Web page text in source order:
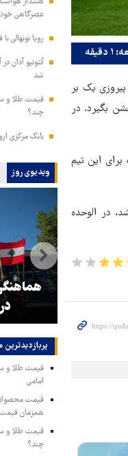
یک بر
قهرمانی این رقابت‌ها را از آن خود کرد تا نخستین جام فصل ۲۰۲۶-۲۰۲۵ را جشن بگیرد. در
از بازیکنان ایرانی راهی الوحده شد، در فصل جاری در ۱۰ مسابقه برای این تیم
در الوحده
عصرگاهی
رویا نونهالی
آنتونیو آدان
شد
چند؟
بانک مرکزی
ویدیوی روز
کرد
امامی
همزمان
چند؟